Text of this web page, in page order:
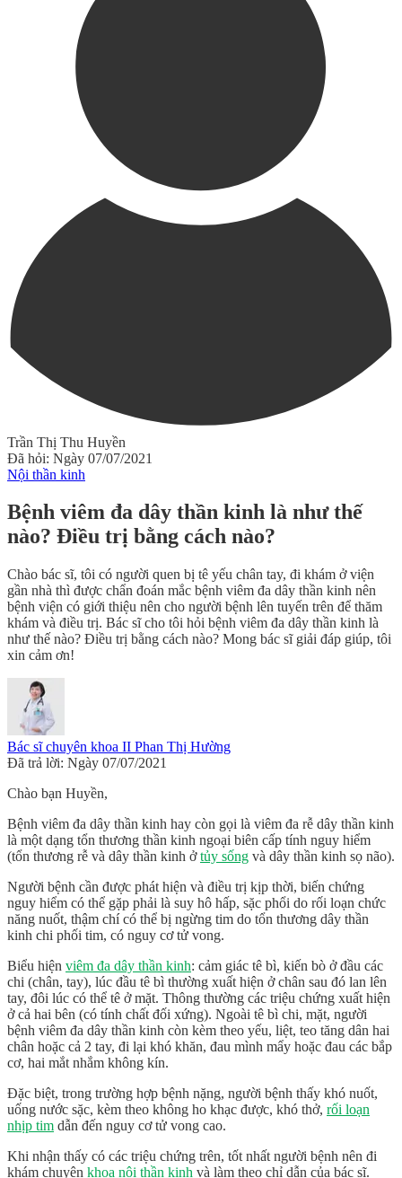
Trần Thị Thu Huyền
Đã hỏi: Ngày 07/07/2021
Nội thần kinh
Bệnh viêm đa dây thần kinh là như thế
nào? Điều trị bằng cách nào?
Chào bác sĩ, tôi có người quen bị tê yếu chân tay, đi khám ở viện
gần nhà thì được chẩn đoán mắc bệnh viêm đa dây thần kinh nên
bệnh viện có giới thiệu nên cho người bệnh lên tuyến trên để thăm
khám và điều trị. Bác sĩ cho tôi hỏi bệnh viêm đa dây thần kinh là
như thế nào? Điều trị bằng cách nào? Mong bác sĩ giải đáp giúp, tôi
xin cảm ơn!
Bác sĩ chuyên khoa II Phan Thị Hường
Đã trả lời: Ngày 07/07/2021
Chào bạn Huyền,
Bệnh viêm đa dây thần kinh hay còn gọi là viêm đa rễ dây thần kinh
là một dạng tổn thương thần kinh ngoại biên cấp tính nguy hiểm
(tổn thương rễ và dây thần kinh ởtủy sống và dây thần kinh sọ não).
Người bệnh cần được phát hiện và điều trị kịp thời, biến chứng
nguy hiểm có thể gặp phải là suy hô hấp, sặc phổi do rối loạn chức
năng nuốt, thậm chí có thể bị ngừng tim do tổn thương dây thần
kinh chi phối tim, có nguy cơ tử vong.
Biểu hiện viêm đa dây thần kinh: cảm giác tê bì, kiến bò ở đầu các
chi (chân, tay), lúc đầu tê bì thường xuất hiện ở chân sau đó lan lên
tay, đôi lúc có thể tê ở mặt. Thông thường các triệu chứng xuất hiện
ở cả hai bên (có tính chất đối xứng). Ngoài tê bì chi, mặt, người
bệnh viêm đa dây thần kinh còn kèm theo yếu, liệt, teo tăng dân hai
chân hoặc cả 2 tay, đi lại khó khăn, đau mình mẩy hoặc đau các bắp
cơ, hai mắt nhắm không kín.
Đặc biệt, trong trường hợp bệnh nặng, người bệnh thấy khó nuốt,
uống nước sặc, kèm theo không ho khạc được, khó thở, rối loạn
nhịp tim dẫn đến nguy cơ tử vong cao.
Khi nhận thấy có các triệu chứng trên, tốt nhất người bệnh nên đi
khám chuyên khoa nội thần kinh và làm theo chỉ dẫn của bác sĩ.